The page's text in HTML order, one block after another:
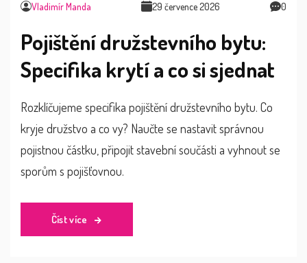
Vladimír Manda 29 července 2026 0
Pojištění družstevního bytu:
Specifika krytí a co si sjednat
Rozklíčujeme specifika pojištění družstevního bytu. Co
kryje družstvo a co vy? Naučte se nastavit správnou
pojistnou částku, připojit stavební součásti a vyhnout se
sporům s pojišťovnou.
Číst více